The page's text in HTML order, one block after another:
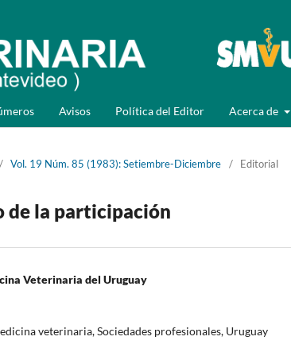
Avisos Política del Editor Acerca de
/ Vol. 19 Núm. 85 (1983): Setiembre-Diciembre / Editorial
de la participación
Veterinaria del Uruguay
veterinaria, Sociedades profesionales, Uruguay